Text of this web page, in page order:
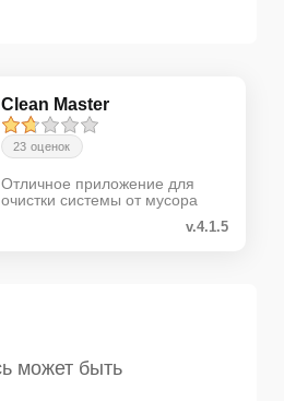
Clean Master
23 оценок
Отличное приложение для
очистки системы от мусора
v.4.1.5